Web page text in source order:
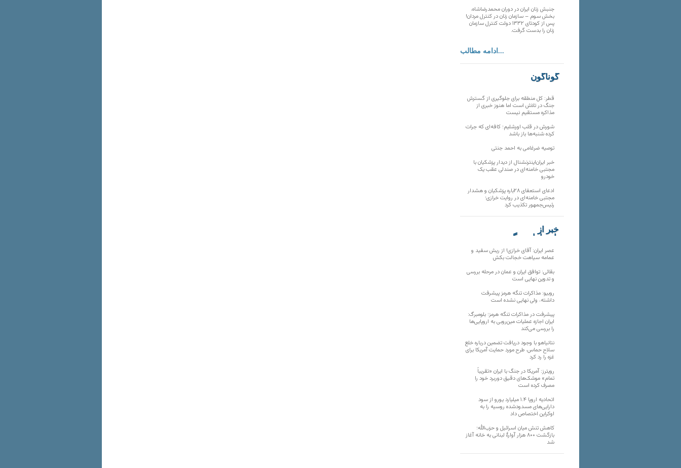
جنبش زنان ایران در دوران محمدرضاشاه،
بخش سوم – سازمان زنان در کنترل مردان!
پس از کودتای ۱۳۳۲ دولت کنترل سازمان
زنان را بدست گرفت.
ادامه مطالب...
گوناگون
قطر: کل منطقه برای جلوگیری از گسترش
جنگ در تلاش است اما هنوز خبری از
مذاکره مستقیم نیست
شورش در قلب اورشلیم؛ کافه‌ای که جرات
کرده شنبه‌ها باز باشد
توصیه ضرغامی به احمد جنتی
خبر ایران‌اینترنشنال از دیدار پزشکیان با
مجتبی خامنه‌ای در صندلی عقب یک
خودرو
ادعای استعفای ۲۸باره پزشکیان و هشدار
مجتبی خامنه‌ای در روایت خرازی؛
رئیس‌جمهور تکذیب کرد
خبر از
تارنماهای دیگر
عصر ایران: آقای خرازی! از ریش سفید و
عمامه سیاهت خجالت بکش
بقائی: توافق ایران و عمان در مرحله بررسی
و تدوین نهایی است
روبیو: مذاکرات تنگه هرمز پیشرفت
داشته، ولی نهایی نشده است
پیشرفت در مذاکرات تنگه هرمز؛ بلومبرگ:
ایران اجازه عملیات مین‌روبی به اروپایی‌ها
را بررسی می‌کند
نتانیاهو با وجود دریافت تضمین درباره خلع
سلاح حماس، طرح مورد حمایت آمریکا برای
غزه را رد کرد
رویترز: آمریکا در جنگ با ایران «تقریباً
تمام» موشک‌های دقیق دوربرد خود را
مصرف کرده است
اتحادیه اروپا ۱.۴ میلیارد یورو از سود
دارایی‌های مسدودشده روسیه را به
اوکراین ‏اختصاص داد
کاهش تنش میان اسرائیل و حزب‌الله؛
بازگشت ۸۰۰ هزار آوارۀ لبنانی به خانه‌ آغاز
شد